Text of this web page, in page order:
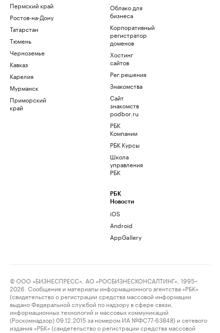
Пермский край
Ростов-на-Дону
Татарстан
Тюмень
Черноземье
Кавказ
Карелия
Мурманск
Приморский
край
Облако для
бизнеса
Корпоративный
регистратор
доменов
Хостинг
сайтов
Рег.решения
Знакомства
Сайт
знакомств
podbor.ru
РБК
Компании
РБК Курсы
Школа
управления
РБК
РБК
Новости
iOS
Android
AppGallery
© ООО «БИЗНЕСПРЕСС», АО «РОСБИЗНЕСКОНСАЛТИНГ», 1995–
2026. Сообщения и материалы информационного агентства «РБК»
(свидетельство о регистрации средства массовой информации
выдано Федеральной службой по надзору в сфере связи,
информационных технологий и массовых коммуникаций
(Роскомнадзор) 09.12.2015 за номером ИА №ФС77-63848) и сетевого
издания «РБК» (свидетельство о регистрации средства массовой